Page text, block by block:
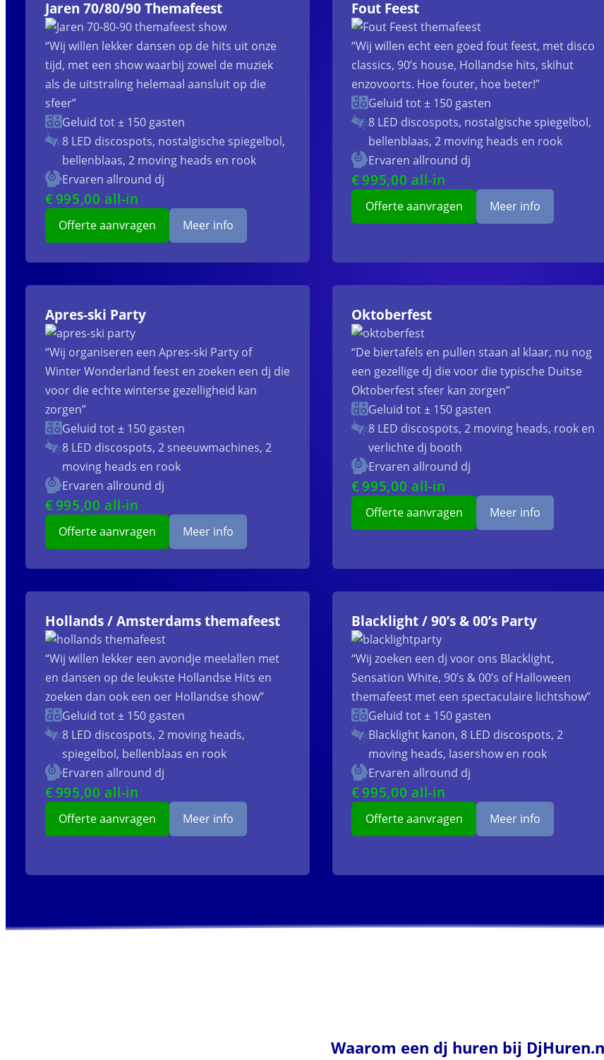
Jaren 70/80/90 Themafeest
“Wij willen lekker dansen op de hits uit onze
tijd, met een show waarbij zowel de muziek
als de uitstraling helemaal aansluit op die
sfeer”
Geluid tot ± 150 gasten
8 LED discospots, nostalgische spiegelbol,
bellenblaas, 2 moving heads en rook
Ervaren allround dj
€995,00 all-in
Offerte aanvragen Meer info
Fout Feest
“Wij willen echt een goed fout feest, met disco
classics, 90’s house, Hollandse hits, skihut
enzovoorts. Hoe fouter, hoe beter!”
Geluid tot ± 150 gasten
8 LED discospots, nostalgische spiegelbol,
bellenblaas, 2 moving heads en rook
Ervaren allround dj
€995,00 all-in
Offerte aanvragen Meer info
Apres-ski Party
“Wij organiseren een Apres-ski Party of
Winter Wonderland feest en zoeken een dj die
voor die echte winterse gezelligheid kan
zorgen”
Geluid tot ± 150 gasten
8 LED discospots, 2 sneeuwmachines, 2
moving heads en rook
Ervaren allround dj
€995,00 all-in
Offerte aanvragen Meer info
Oktoberfest
“De biertafels en pullen staan al klaar, nu nog
een gezellige dj die voor die typische Duitse
Oktoberfest sfeer kan zorgen”
Geluid tot ± 150 gasten
8 LED discospots, 2 moving heads, rook en
verlichte dj booth
Ervaren allround dj
€995,00 all-in
Offerte aanvragen Meer info
Hollands / Amsterdams themafeest
“Wij willen lekker een avondje meelallen met
en dansen op de leukste Hollandse Hits en
zoeken dan ook een oer Hollandse show”
Geluid tot ± 150 gasten
8 LED discospots, 2 moving heads,
spiegelbol, bellenblaas en rook
Ervaren allround dj
€995,00 all-in
Offerte aanvragen Meer info
Blacklight / 90’s & 00’s Party
“Wij zoeken een dj voor ons Blacklight,
Sensation White, 90’s & 00’s of Halloween
themafeest met een spectaculaire lichtshow”
Geluid tot ± 150 gasten
Blacklight kanon, 8 LED discospots, 2
moving heads, lasershow en rook
Ervaren allround dj
€995,00 all-in
Offerte aanvragen Meer info
Waarom een dj huren bij